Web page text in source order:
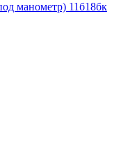
манометр) 11б18бк